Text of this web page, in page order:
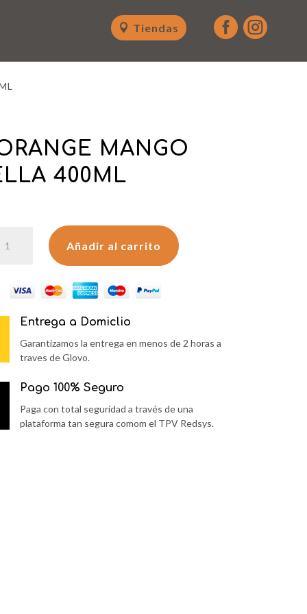
Tiendas  
MANGO
400ML
Añadir al carrito
Entrega a Domiclio
Garantizamos la entrega en menos de 2 horas a
traves de Glovo.
Pago 100% Seguro
Paga con total seguridad a través de una
plataforma tan segura comom el TPV Redsys.